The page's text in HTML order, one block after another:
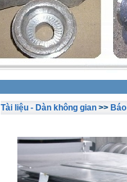
Tài liệu - Dàn không gian >>